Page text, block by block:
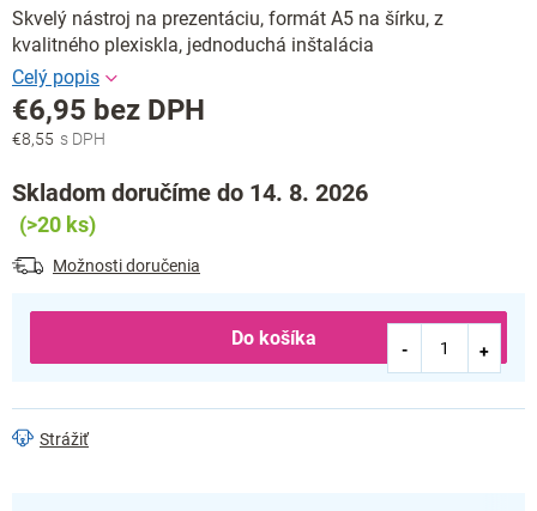
Skvelý nástroj na prezentáciu, formát A5 na šírku, z
kvalitného plexiskla, jednoduchá inštalácia
€8,55
€6,95 bez DPH
Jednotková
Skladom doručíme do 14. 8. 2026
(>20 ks)
Možnosti doručenia
Do košíka
Strážiť